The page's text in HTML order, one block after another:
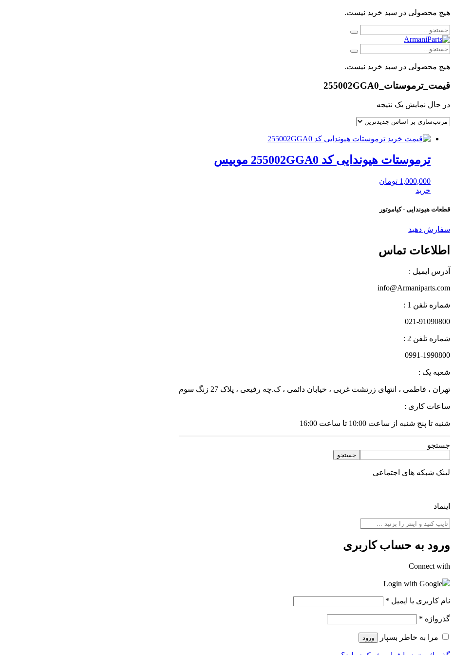
هیچ محصولی در سبد خرید نیست.
هیچ محصولی در سبد خرید نیست.
قیمت_ترموستات_255002GGA0
در حال نمایش یک نتیجه
ترموستات هیوندایی کد 255002GGA0 موبیس
1,000,000 تومان
خرید
قطعات هیوندایی - کیاموتور
سفارش دهید
اطلاعات تماس
آدرس ایمیل :
info@Armaniparts.com
شماره تلفن 1 :
021-91090800
شماره تلفن 2 :
0991-1990800
شعبه یک :
تهران ، فاطمی ، انتهای زرتشت غربی ، خیابان دائمی ، ک.چه رفیعی ، پلاک 27 زنگ سوم
ساعات کاری :
شنبه تا پنج شنبه از ساعت 10:00 تا ساعت 16:00
جستجو
جستجو
لینک شبکه های اجتماعی
اینماد
ورود به حساب کاربری
Connect with
Login with Google
نام کاربری یا ایمیل *
گذرواژه *
مرا به خاطر بسپار ورود